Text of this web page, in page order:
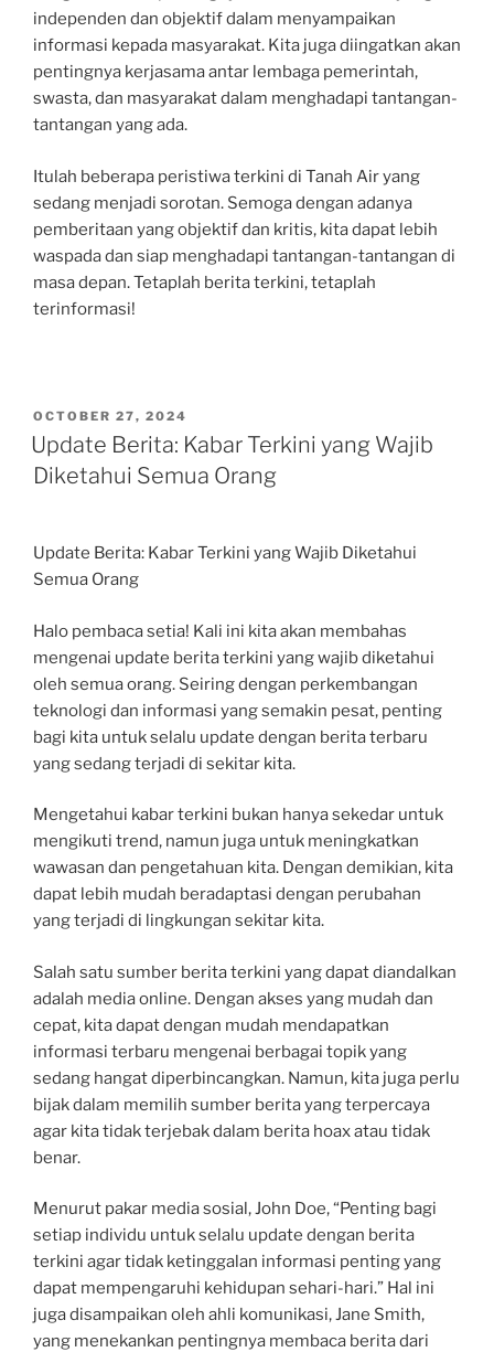
independen dan objektif dalam menyampaikan
informasi kepada masyarakat. Kita juga diingatkan akan
pentingnya kerjasama antar lembaga pemerintah,
swasta, dan masyarakat dalam menghadapi tantangan-
tantangan yang ada.
Itulah beberapa peristiwa terkini di Tanah Air yang
sedang menjadi sorotan. Semoga dengan adanya
pemberitaan yang objektif dan kritis, kita dapat lebih
waspada dan siap menghadapi tantangan-tantangan di
masa depan. Tetaplah berita terkini, tetaplah
terinformasi!
POSTED
ON
OCTOBER 27, 2024
Update Berita: Kabar Terkini yang Wajib
Diketahui Semua Orang
Update Berita: Kabar Terkini yang Wajib Diketahui
Semua Orang
Halo pembaca setia! Kali ini kita akan membahas
mengenai update berita terkini yang wajib diketahui
oleh semua orang. Seiring dengan perkembangan
teknologi dan informasi yang semakin pesat, penting
bagi kita untuk selalu update dengan berita terbaru
yang sedang terjadi di sekitar kita.
Mengetahui kabar terkini bukan hanya sekedar untuk
mengikuti trend, namun juga untuk meningkatkan
wawasan dan pengetahuan kita. Dengan demikian, kita
dapat lebih mudah beradaptasi dengan perubahan
yang terjadi di lingkungan sekitar kita.
Salah satu sumber berita terkini yang dapat diandalkan
adalah media online. Dengan akses yang mudah dan
cepat, kita dapat dengan mudah mendapatkan
informasi terbaru mengenai berbagai topik yang
sedang hangat diperbincangkan. Namun, kita juga perlu
bijak dalam memilih sumber berita yang terpercaya
agar kita tidak terjebak dalam berita hoax atau tidak
benar.
Menurut pakar media sosial, John Doe, “Penting bagi
setiap individu untuk selalu update dengan berita
terkini agar tidak ketinggalan informasi penting yang
dapat mempengaruhi kehidupan sehari-hari.” Hal ini
juga disampaikan oleh ahli komunikasi, Jane Smith,
yang menekankan pentingnya membaca berita dari